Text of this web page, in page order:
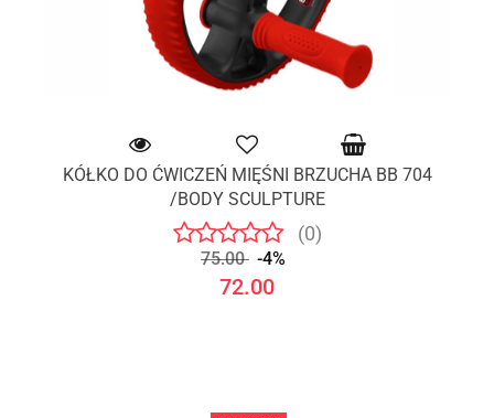
KÓŁKO DO ĆWICZEŃ MIĘŚNI BRZUCHA BB 704
/BODY SCULPTURE
(0)
75.00 -4%
72.00